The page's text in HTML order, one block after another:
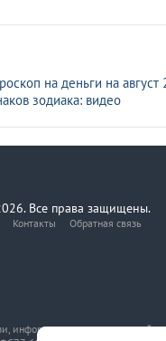
на деньги на август
зодиака: видео
Все права защищены.
Контакты Обратная связь
информационных технологий